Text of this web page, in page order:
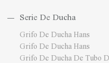
Serie De Ducha
Grifo De Ducha Hans
Grifo De Ducha Hans
Grifo De Ducha De Tubo